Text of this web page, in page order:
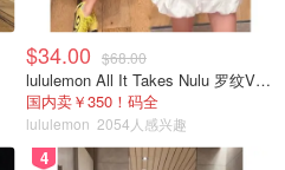
$34.00 $68.00
lululemon All It Takes Nulu 罗纹V领短袖T恤
国内卖￥350！码全
lululemon 2054人感兴趣
4